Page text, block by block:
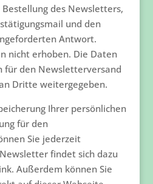
des Newsletters,
und den
Antwort.
nicht erhoben. Die Daten
für den Newsletterversand
Dritte weitergegeben.
Ihrer persönlichen
für den
Sie jederzeit
findet sich dazu
Außerdem können Sie